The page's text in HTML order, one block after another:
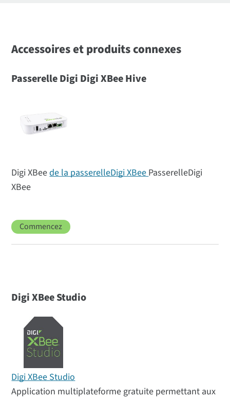
Accessoires et produits connexes
Passerelle Digi Digi XBee Hive
Digi XBeede la passerelleDigi XBeePasserelleDigi
XBee
Commencez
Digi XBee Studio
Digi XBee Studio
Application multiplateforme gratuite permettant aux